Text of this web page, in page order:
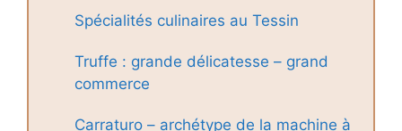
Spécialités culinaires au Tessin
Truffe : grande délicatesse – grand
commerce
Carraturo – archétype de la machine à